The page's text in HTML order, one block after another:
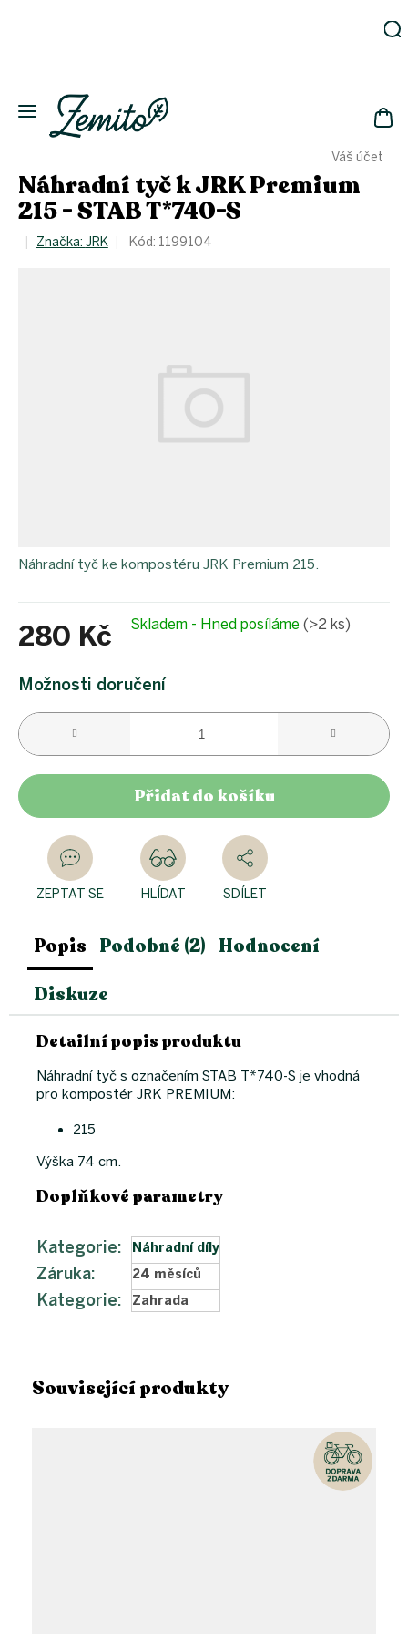
Váš účet
Eko
domácnost
Kosmetika
Eko
láhve
Akce
Náhradní tyč k JRK Premium
215 - STAB T*740-S
Značka: JRK Kód: 1199104
280 Kč
cena:
Skladem - Hned posíláme (>2 ks)
Možnosti doručení
Přidat do košíku
Náhradní tyč ke kompostéru JRK Premium 215.
ZEPTAT SE HLÍDAT SDÍLET
Související produkty
Popis Podobné (2) Hodnocení
Diskuze
Detailní popis produktu
Náhradní tyč s označením STAB T*740-S je vhodná
pro kompostér JRK PREMIUM:
215
Výška 74 cm.
Doplňkové parametry
Kategorie: Náhradní díly
Záruka: 24 měsíců
Kategorie: Zahrada